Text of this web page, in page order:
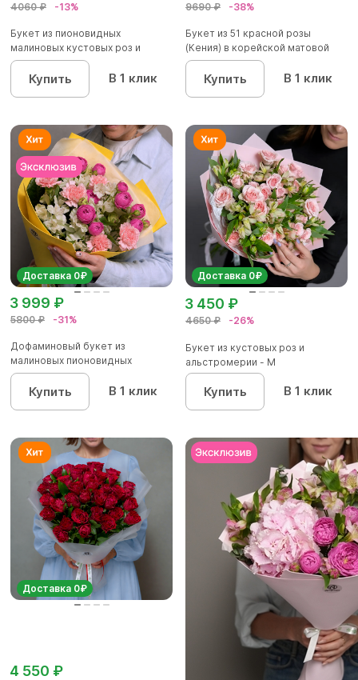
4060 ₽ -13%
Букет из пионовидных
малиновых кустовых роз и
альстроме...
Купить В 1 клик
9690 ₽ -38%
Букет из 51 красной розы
(Кения) в корейской матовой
уп...
Купить В 1 клик
Доставка 0₽
5800 ₽ -31%
3 999 ₽
Дофаминовый букет из
малиновых пионовидных
кустовых роз...
Купить В 1 клик
Доставка 0₽
4650 ₽ -26%
3 450 ₽
Букет из кустовых роз и
альстромерии - М
Купить В 1 клик
Доставка 0₽
4 550 ₽